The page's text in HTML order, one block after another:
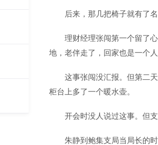
后来，那几把椅子就有了名
理财经理张闯第一个留了心
地，老伴走了，回家也是一个
这事张闯没汇报。但第二天
柜台上多了一个暖水壶。
开会时没人说过这事。但支
朱静到鲍集支局当局长的时